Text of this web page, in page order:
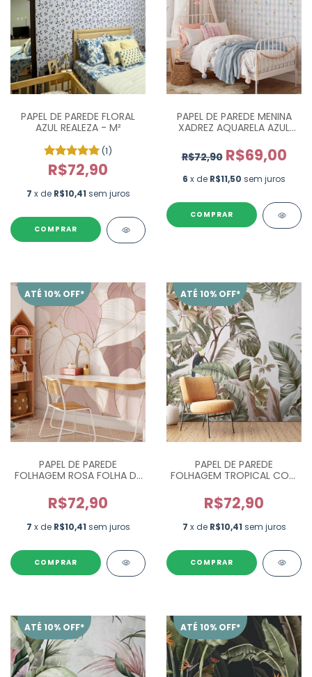
PAPEL DE PAREDE FLORAL
AZUL REALEZA - M²
(1)
R$72,90
7 x de R$10,41 sem juros
PAPEL DE PAREDE MENINA
XADREZ AQUARELA AZUL
R$72,90 R$69,00
6 x de R$11,50 sem juros
ATÉ 10% OFF*
PAPEL DE PAREDE
FOLHAGEM ROSA FOLHA DE
R$72,90
7 x de R$10,41 sem juros
ATÉ 10% OFF*
PAPEL DE PAREDE
FOLHAGEM TROPICAL COM
R$72,90
7 x de R$10,41 sem juros
ATÉ 10% OFF* ATÉ 10% OFF*